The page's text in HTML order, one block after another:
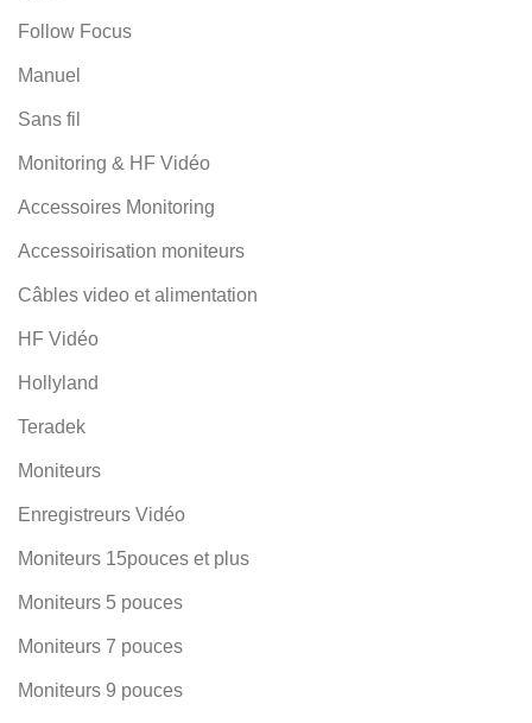
Follow Focus
Manuel
Sans fil
Monitoring & HF Vidéo
Accessoires Monitoring
Accessoirisation moniteurs
Câbles video et alimentation
HF Vidéo
Hollyland
Teradek
Moniteurs
Enregistreurs Vidéo
Moniteurs 15pouces et plus
Moniteurs 5 pouces
Moniteurs 7 pouces
Moniteurs 9 pouces